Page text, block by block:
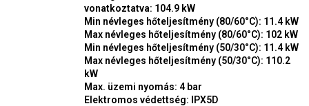
vonatkoztatva: 104.9 kW
Min névleges hőteljesítmény (80/60°C): 11.4 kW
Max névleges hőteljesítmény (80/60°C): 102 kW
Min névleges hőteljesítmény (50/30°C): 11.4 kW
Max névleges hőteljesítmény (50/30°C): 110.2
kW
Max. üzemi nyomás: 4 bar
Elektromos védettség: IPX5D